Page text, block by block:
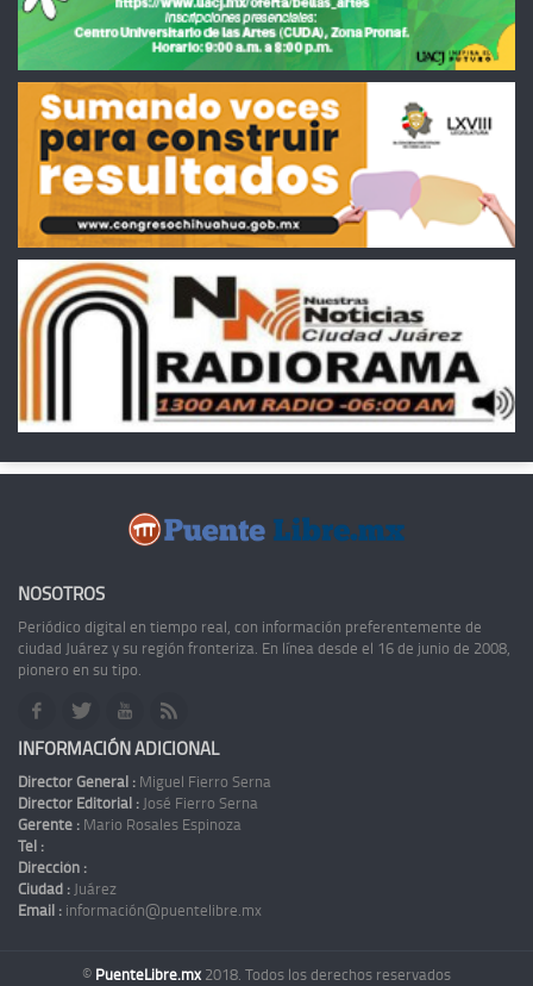
NOSOTROS
Periódico digital en tiempo real, con información preferentemente de
ciudad Juárez y su región fronteriza. En línea desde el 16 de junio de 2008,
pionero en su tipo.
INFORMACIÓN ADICIONAL
Director General : Miguel Fierro Serna
Director Editorial : José Fierro Serna
Gerente : Mario Rosales Espinoza
Tel :
Dirección :
Ciudad : Juárez
Email : información@puentelibre.mx
© PuenteLibre.mx 2018. Todos los derechos reservados